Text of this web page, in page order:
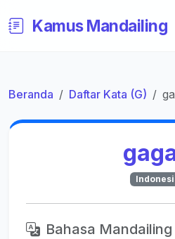
Kamus Mandailing
Beranda Daftar Kata (G)
Bahasa Mandailing